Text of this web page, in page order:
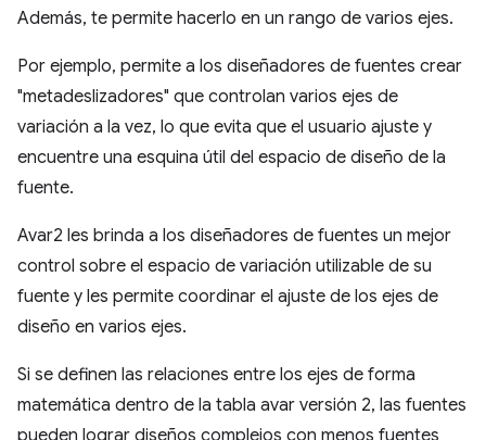
Además, te permite hacerlo en un rango de varios ejes.
Por ejemplo, permite a los diseñadores de fuentes crear
"metadeslizadores" que controlan varios ejes de
variación a la vez, lo que evita que el usuario ajuste y
encuentre una esquina útil del espacio de diseño de la
fuente.
Avar2 les brinda a los diseñadores de fuentes un mejor
control sobre el espacio de variación utilizable de su
fuente y les permite coordinar el ajuste de los ejes de
diseño en varios ejes.
Si se definen las relaciones entre los ejes de forma
matemática dentro de la tabla avar versión 2, las fuentes
pueden lograr diseños complejos con menos fuentes